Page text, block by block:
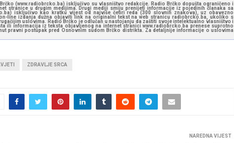
(www.radiobrcko.ba) isključivo su vlasništvo redakcije. Radio Brčko dopušta ograničeno i
stranice u drugim medijima. Drugi mediji smiju prenijeti informacije iz pojedinih članaka sa
isključivo kao kratku vijest od najviše četiri reda (300 slovnih znakova), uz obavezno
line izdanja dužna objaviti link na originalni tekst na web stranicu radiobrcko.ba, ukoliko s
uslovima. Radio Brčko je odlučan u nastojanju da zaštiti svoje intelektualno vlasništvo i
ili informacija iz teksta objavljenog na internet stranici www.radiobrcko.ba prenese suprotno
pravni postupak pred Osnovnim sudom Brčko distrikta. Za detaljnije informacije o uslovima
ZDRAVLJE SRCA
NAREDNA VIJEST